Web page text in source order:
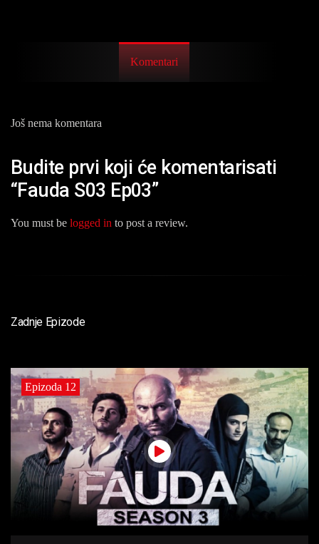
Komentari
Još nema komentara
Budite prvi koji će komentarisati
“Fauda S03 Ep03”
You must be logged in to post a review.
Zadnje Epizode
Epizoda 12